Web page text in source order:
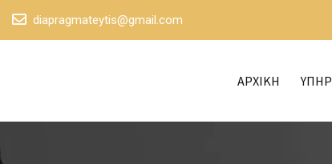
diapragmateytis@gmail.com
ΑΡΧΙΚΗ